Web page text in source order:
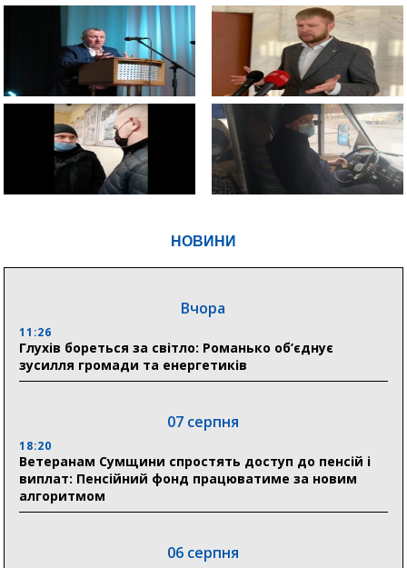
НОВИНИ
Вчора
11:26
Глухів бореться за світло: Романько об’єднує
зусилля громади та енергетиків
07 серпня
18:20
Ветеранам Сумщини спростять доступ до пенсій і
виплат: Пенсійний фонд працюватиме за новим
алгоритмом
06 серпня